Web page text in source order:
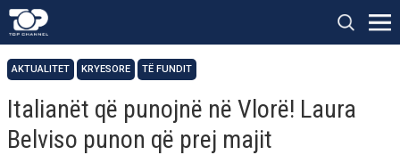
AKTUALITET KRYESORE TË FUNDIT
Italianët që punojnë në Vlorë! Laura
Belviso punon që prej majit